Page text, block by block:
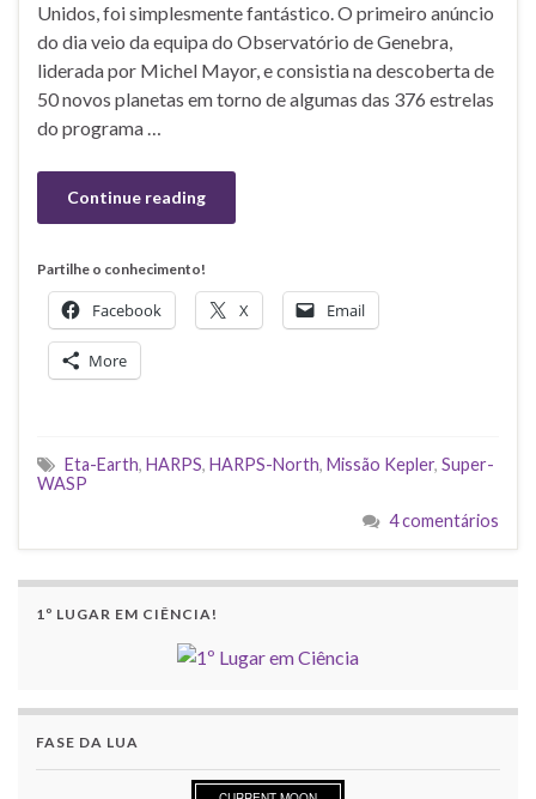
Unidos, foi simplesmente fantástico. O primeiro anúncio
do dia veio da equipa do Observatório de Genebra,
liderada por Michel Mayor, e consistia na descoberta de
50 novos planetas em torno de algumas das 376 estrelas
do programa …
Continue reading
Partilhe o conhecimento!
Facebook X Email
More
Eta-Earth, HARPS, HARPS-North, Missão Kepler, Super-
WASP
4 comentários
1º LUGAR EM CIÊNCIA!
FASE DA LUA